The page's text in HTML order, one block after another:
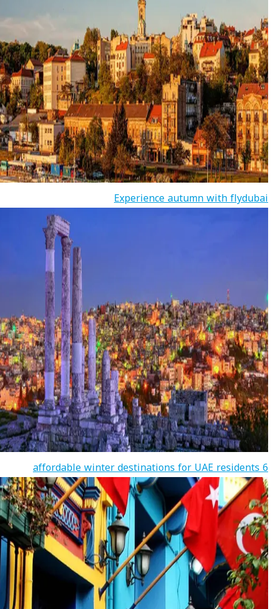
Experience autumn with flydubai
6 affordable winter destinations for UAE residents